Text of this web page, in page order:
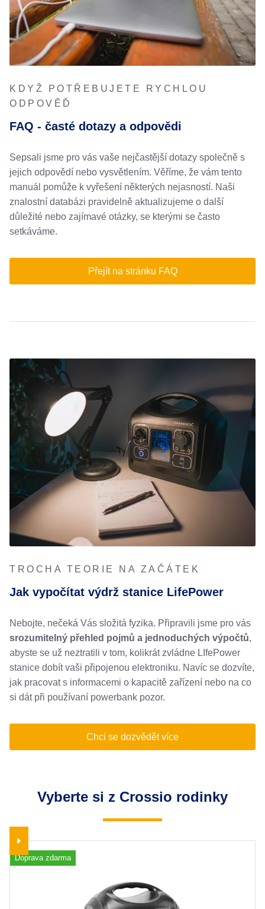
KDYŽ POTŘEBUJETE RYCHLOU
ODPOVĚĎ
FAQ - časté dotazy a odpovědi
Sepsali jsme pro vás vaše nejčastější dotazy společně s
jejich odpovědí nebo vysvětlením. Věříme, že vám tento
manuál pomůže k vyřešení některých nejasností. Naši
znalostní databázi pravidelně aktualizujeme o další
důležité nebo zajímavé otázky, se kterými se často
setkáváme.
Přejít na stránku FAQ
TROCHA TEORIE NA ZAČÁTEK
Jak vypočítat výdrž stanice LifePower
Nebojte, nečeká Vás složitá fyzika. Připravili jsme pro vás
srozumitelný přehled pojmů a jednoduchých výpočtů,
abyste se už neztratili v tom, kolikrát zvládne LIfePower
stanice dobít vaši připojenou elektroniku. Navíc se dozvíte,
jak pracovat s informacemi o kapacitě zařízení nebo na co
si dát při používaní powerbank pozor.
Chci se dozvědět více
Vyberte si z Crossio rodinky
Doprava zdarma